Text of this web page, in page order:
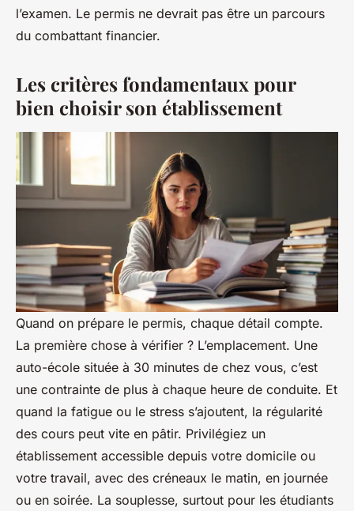
l’examen. Le permis ne devrait pas être un parcours
du combattant financier.
Les critères fondamentaux pour
bien choisir son établissement
Quand on prépare le permis, chaque détail compte.
La première chose à vérifier ? L’emplacement. Une
auto-école située à 30 minutes de chez vous, c’est
une contrainte de plus à chaque heure de conduite. Et
quand la fatigue ou le stress s’ajoutent, la régularité
des cours peut vite en pâtir. Privilégiez un
établissement accessible depuis votre domicile ou
votre travail, avec des créneaux le matin, en journée
ou en soirée. La souplesse, surtout pour les étudiants